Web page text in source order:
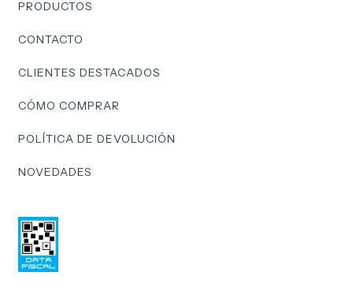
PRODUCTOS
CONTACTO
CLIENTES DESTACADOS
CÓMO COMPRAR
POLÍTICA DE DEVOLUCIÓN
NOVEDADES